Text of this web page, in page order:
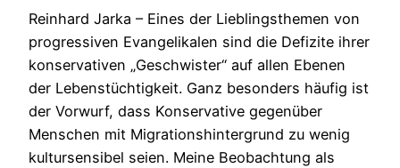
Reinhard Jarka – Eines der Lieblingsthemen von
progressiven Evangelikalen sind die Defizite ihrer
konservativen „Geschwister“ auf allen Ebenen
der Lebenstüchtigkeit. Ganz besonders häufig ist
der Vorwurf, dass Konservative gegenüber
Menschen mit Migrationshintergrund zu wenig
kultursensibel seien. Meine Beobachtung als